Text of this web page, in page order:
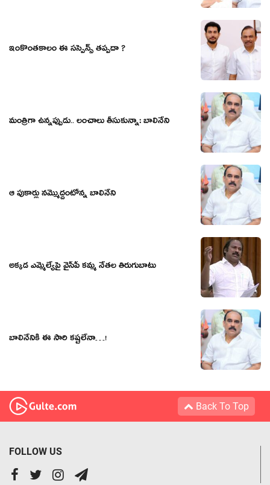
ఇంకొంతకాలం ఈ సస్పెన్స్ తప్పదా ?
మంత్రిగా ఉన్న‌ప్పుడు.. లంచాలు తీసుకున్నా: బాలినేని
ఆ పుకార్లు నమ్మొద్దంటోన్న బాలినేని
అక్కడ ఎమ్మెల్యేపై వైసీపీ కమ్మ నేతల తిరుగుబాటు
బాలినేనికి ఈ సారి క‌ష్ట‌లేనా…!
Back To Top
FOLLOW US